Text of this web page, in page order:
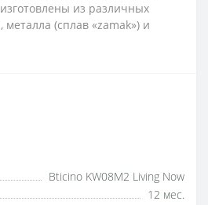
из различных
металла (сплав «zamak») и
Bticino KW08М2 Living Now
12 мес.